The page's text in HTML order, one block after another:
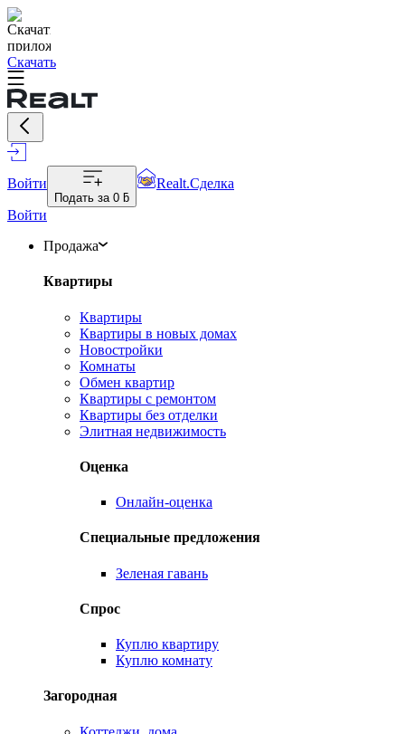
Скачать
Войти
Подать за 0 ƃ
Realt.Сделка
Войти
Продажа
Квартиры
Квартиры
Квартиры в новых домах
Новостройки
Комнаты
Обмен квартир
Квартиры с ремонтом
Квартиры без отделки
Элитная недвижимость
Оценка
Онлайн-оценка
Специальные предложения
Зеленая гавань
Спрос
Куплю квартиру
Куплю комнату
Загородная